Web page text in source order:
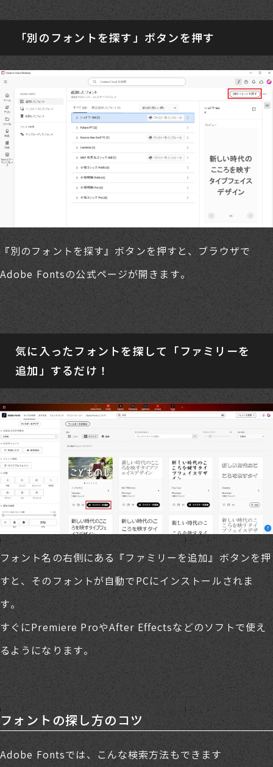
「別のフォントを探す」ボタンを押す
『別のフォントを探す』ボタンを押すと、ブラウザで
Adobe Fontsの公式ページが開きます。
気に入ったフォントを探して「ファミリーを
追加」するだけ！
フォント名の右側にある『ファミリーを追加』ボタンを押
すと、そのフォントが自動でPCにインストールされま
す。
すぐにPremiere ProやAfter Effectsなどのソフトで使え
るようになります。
フォントの探し方のコツ
Adobe Fontsでは、こんな検索方法もできます